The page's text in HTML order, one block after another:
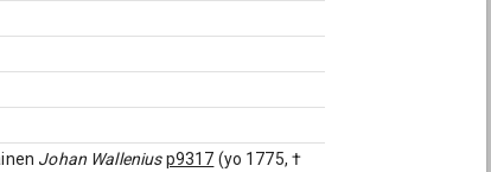
Johan Wallenius p9317 (yo 1775, †